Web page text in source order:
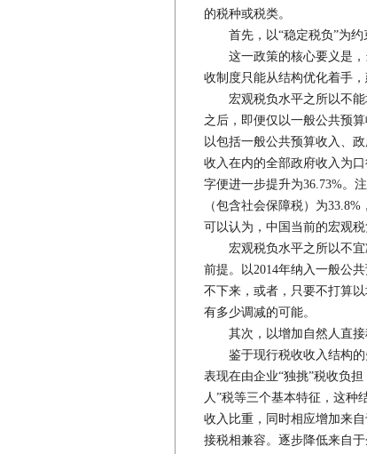
的税种或税类。
首先，以“稳定税负”为约
这一政策的核心要义是，
收制度只能从结构优化着手
宏观税负水平之所以不能
之后，即便仅以一般公共预
以包括一般公共预算收入、
收入在内的全部政府收入为
字便进一步提升为36.73%。
（包含社会保障税）为
可以认为，中国当前的宏观
宏观税负水平之所以不宜
前提。以2014年纳入一般公
不下来，或者，只要不打算
有多少调减的可能。
其次，以增加自然人直接
鉴于现行税收收入结构的
表现在由企业“独挑”税收负
人”税等三个基本特征，这种
收入比重，同时相应增加来
接税相兼容。逐步降低来自